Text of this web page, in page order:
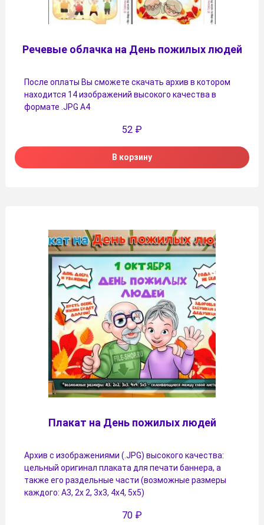
Речевые облачка на День пожилых людей
После оплаты Вы сможете скачать архив в котором
находится 14 изображений высокого качества в
формате .JPG А4
52 ₽
В корзину
Плакат на День пожилых людей
Архив с изображениями (.JPG) высокого качества:
цельный оригинал плаката для печати баннера, а
также его раздельные части (возможные размеры
каждого: А3, 2х 2, 3х3, 4х4, 5х5)
70 ₽